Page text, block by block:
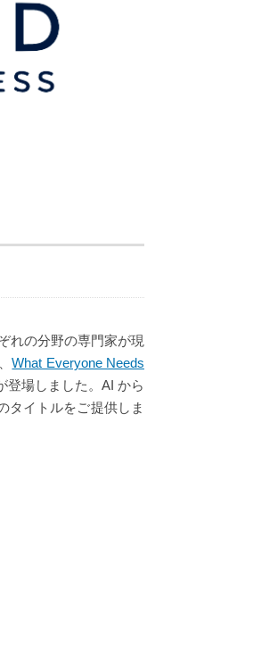
れの分野の専門家が現
What Everyone Needs
登場しました。AI から
タイトルをご提供しま